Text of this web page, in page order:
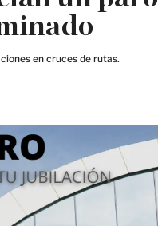
en cruces de rutas.